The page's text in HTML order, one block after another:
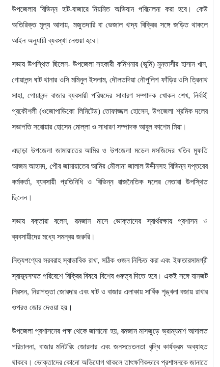
উপজেলার বিভিন্ন হাট-বাজারে নিয়মিত অভিযান পরিচালনা করা হবে। কেউ
অতিরিক্ত মূল্য আদায়, মজুতদারি বা ভেজাল খাদ্য বিক্রির সঙ্গে জড়িত থাকলে
আইন অনুযায়ী ব্যবস্থা নেওয়া হবে।
সভায় উপস্থিত ছিলেন- উপজেলা সহকারী কমিশনার (ভূমি) মুনতাসীর হাসান খান,
গোয়ালন্দ ঘাট থানার ওসি মমিনুল ইসলাম, দৌলতদিয়া নৌপুলিশ ফাঁড়ির ওসি ত্রিনাথ
সাহা, গোয়ালন্দ বাজার ব্যবসায়ী পরিষদের সাধারণ সম্পাদক খোকন শেখ, নির্বাহী
প্রকৌশলী (ওজোপাডিকো লিমিটেড) তোফাজ্জল হোসেন, উপজেলা শ্রমিক দলের
সভাপতি সরোয়ার হোসেন মোল্লা ও সাধারণ সম্পাদক আবুল কাশেম মিয়া।
এছাড়া উপজেলা জামায়াতের আমির ও উপজেলা মডেল মসজিদের খতিব মুফতি
আজম আহমদ, পৌর জামায়াতের আমির মৌলানা জালাল উদ্দীনসহ বিভিন্ন দপ্তরের
কর্মকর্তা, ব্যবসায়ী প্রতিনিধি ও বিভিন্ন রাজনৈতিক দলের নেতারা উপস্থিত
ছিলেন।
সভায় বক্তারা বলেন, রমজান মাসে ভোক্তাদের স্বার্থরক্ষায় প্রশাসন ও
ব্যবসায়ীদের মধ্যে সমন্বয় জরুরি।
নিত্যপণ্যের সরবরাহ স্বাভাবিক রাখা, সঠিক ওজন নিশ্চিত করা এবং ইফতারসামগ্রী
স্বাস্থ্যসম্মত পরিবেশে বিক্রির বিষয়ে বিশেষ গুরুত্ব দিতে হবে। একই সঙ্গে যানজট
নিরসন, নিরাপত্তা জোরদার এবং ঘাট ও বাজার এলাকায় সার্বিক শৃঙ্খলা বজায় রাখার
ওপরও জোর দেওয়া হয়।
উপজেলা প্রশাসনের পক্ষ থেকে জানানো হয়, রমজান মাসজুড়ে ভ্রাম্যমাণ আদালত
পরিচালনা, বাজার মনিটরিং জোরদার এবং জনসচেতনতা বৃদ্ধি কার্যক্রম অব্যাহত
থাকবে। ভোক্তাদের কোনো অভিযোগ থাকলে তাৎক্ষণিকভাবে প্রশাসনকে জানাতে